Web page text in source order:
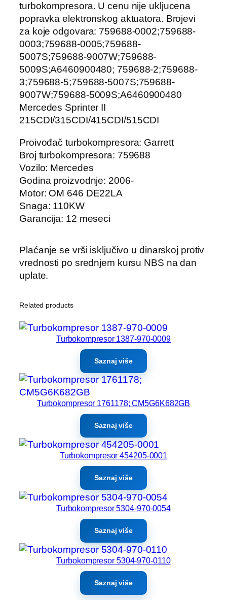
turbokompresora. U cenu nije ukljucena
popravka elektronskog aktuatora. Brojevi
za koje odgovara: 759688-0002;759688-
0003;759688-0005;759688-
5007S;759688-9007W;759688-
5009S;A6460900480; 759688-2;759688-
3;759688-5;759688-5007S;759688-
9007W;759688-5009S;A6460900480
Mercedes Sprinter II
215CDI/315CDI/415CDI/515CDI
Proivođač turbokompresora: Garrett
Broj turbokompresora: 759688
Vozilo: Mercedes
Godina proizvodnje: 2006-
Motor: OM 646 DE22LA
Snaga: 110KW
Garancija: 12 meseci
Plaćanje se vrši isključivo u dinarskoj protiv
vrednosti po srednjem kursu NBS na dan
uplate.
Related products
Turbokompresor 1387-970-0009
Saznaj više
Turbokompresor 1761178; CM5G6K682GB
Saznaj više
Turbokompresor 454205-0001
Saznaj više
Turbokompresor 5304-970-0054
Saznaj više
Turbokompresor 5304-970-0110
Saznaj više